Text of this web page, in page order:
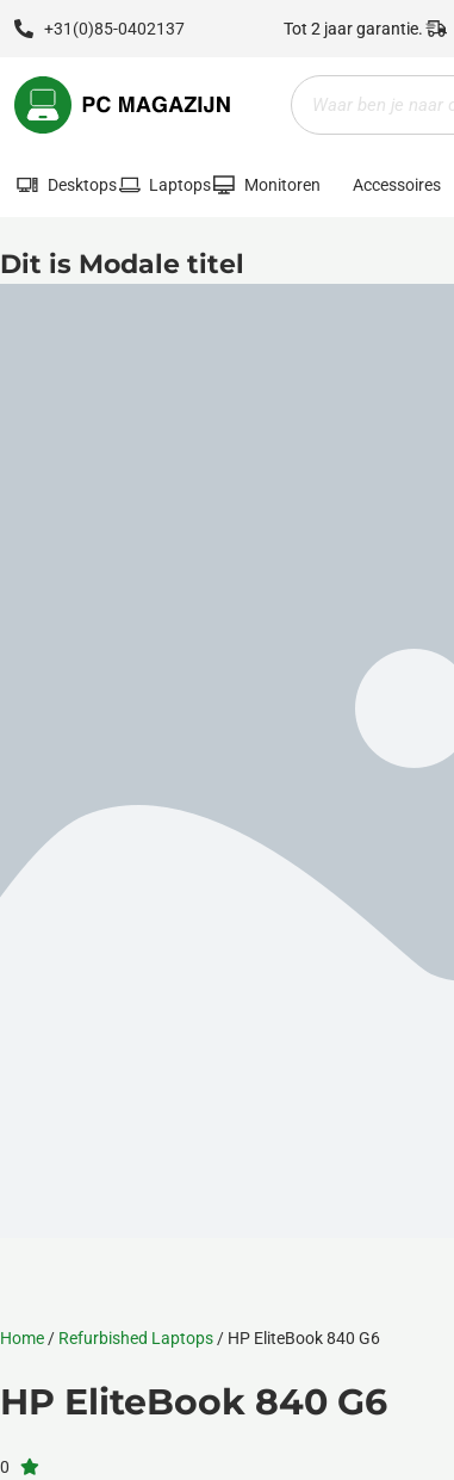
naar
inhoud
+31(0)85-0402137 Tot 2 jaar garantie.
Zoeken
Desktops Laptops Monitoren Accessoires
Dit is Modale titel
Home / Refurbished Laptops / HP EliteBook 840 G6
HP EliteBook 840 G6
0